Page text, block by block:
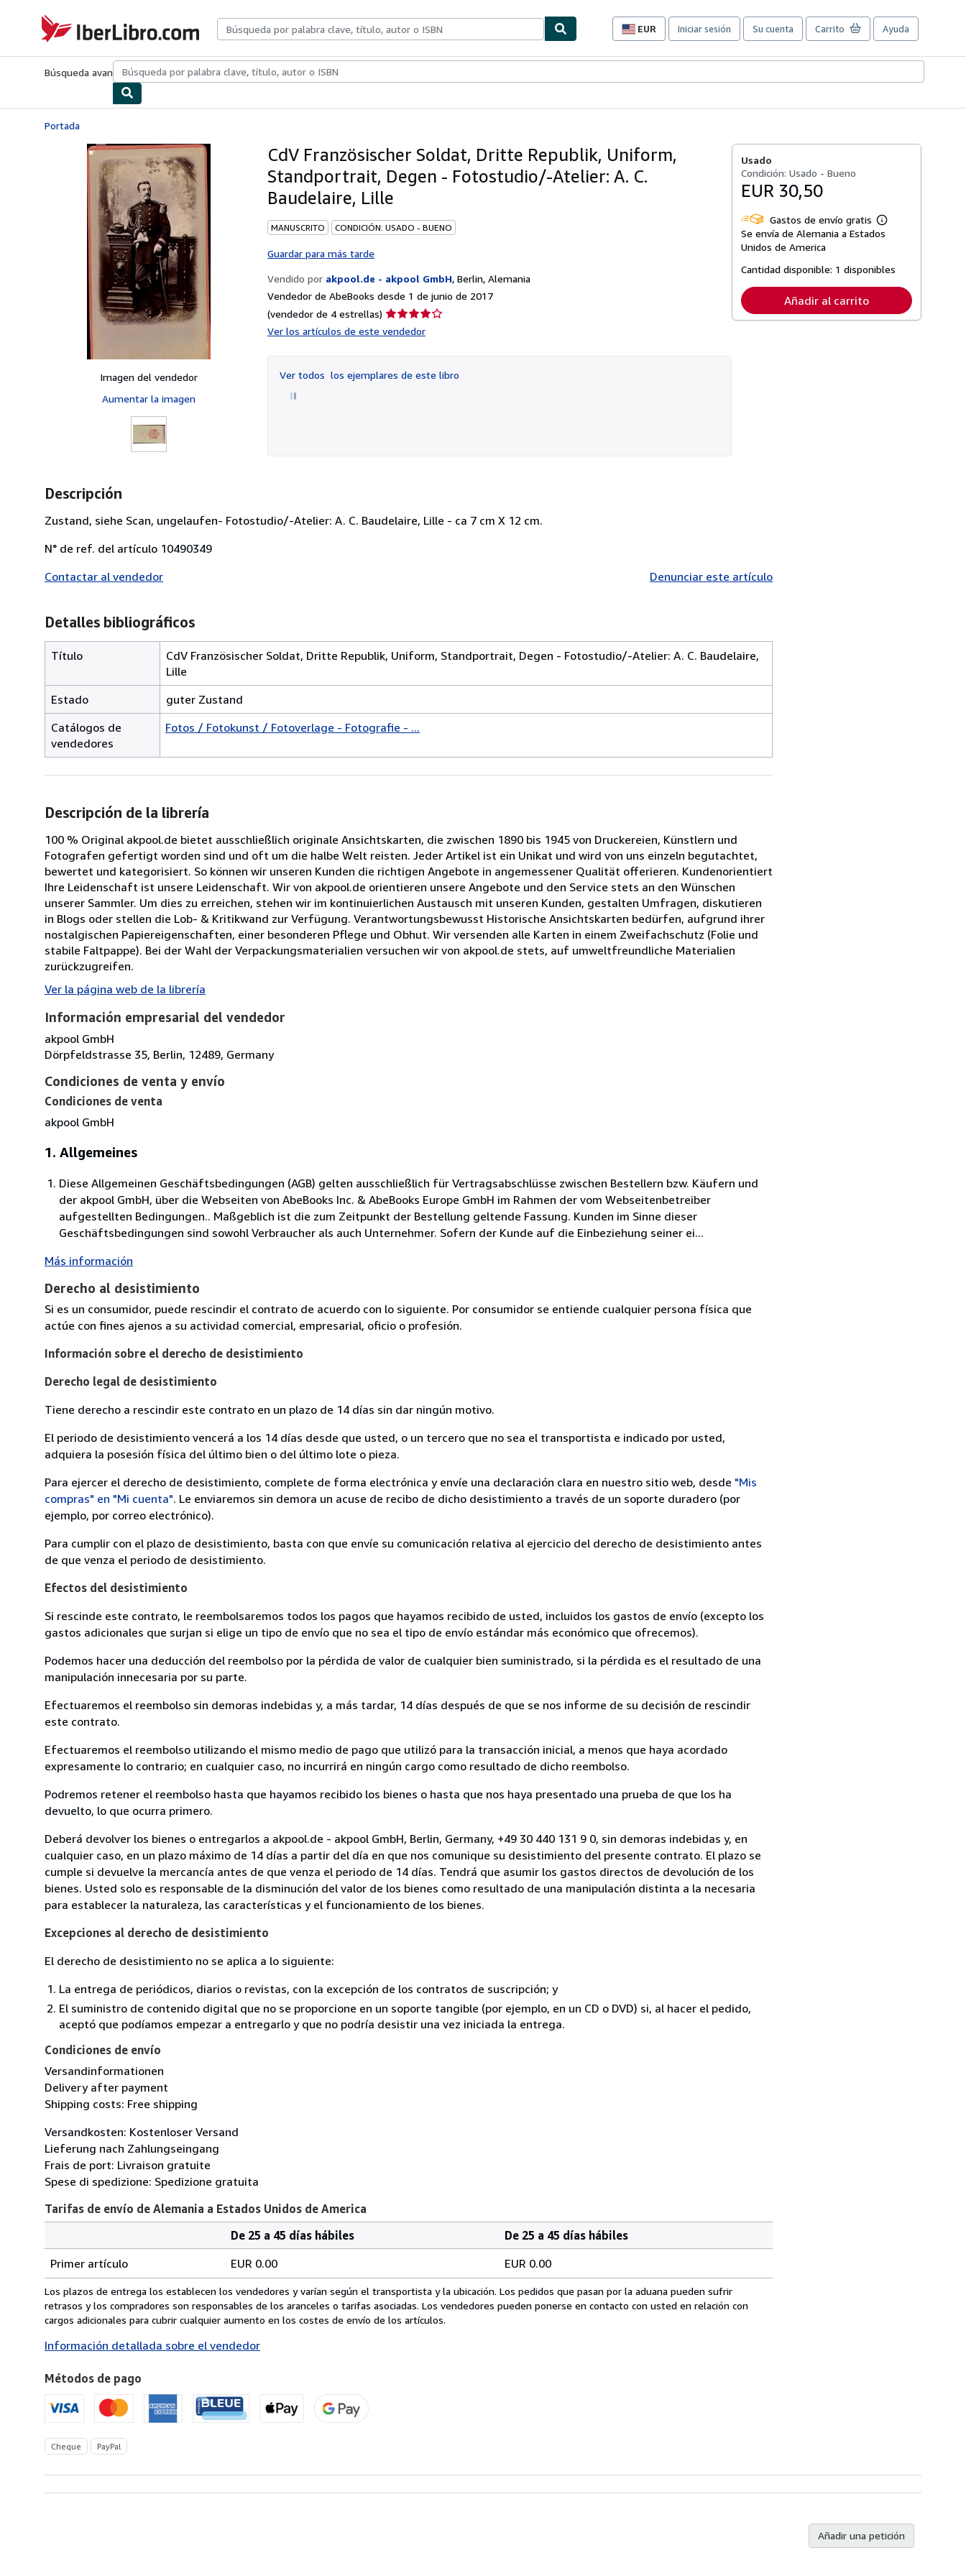
IberLibro.com
EUR
Preferencias
compra
sitio.
Iniciar sesión Su cuenta Carrito Ayuda
Búsqueda avanzadaColecciones Libros antiguosArte y coleccionismo
Portada
Imagen del vendedor
Aumentar la imagen
CdV Französischer Soldat, Dritte Republik, Uniform,
Standportrait, Degen - Fotostudio/-Atelier: A. C.
Baudelaire, Lille
MANUSCRITO CONDICIÓN: USADO - BUENO
Guardar para más tarde
Vendido por akpool.de - akpool GmbH, Berlin, Alemania
Vendedor de AbeBooks desde 1 de junio de 2017
(vendedor de 4 estrellas) Calificación
Ver los artículos de este vendedor
Ver todos los ejemplares de este libro
Usado
Condición: Usado - Bueno
EUR 30,50
Gastos de envío gratis
Más
información
tarifas
envío
Se envía de Alemania a Estados
Unidos de America
Cantidad disponible: 1 disponibles
Añadir al carrito
Descripción
Zustand, siehe Scan, ungelaufen- Fotostudio/-Atelier: A. C. Baudelaire, Lille - ca 7 cm X 12 cm.
N° de ref. del artículo 10490349
Contactar al vendedor
Denunciar este artículo
Detalles bibliográficos
Título
CdV Französischer Soldat, Dritte Republik, Uniform, Standportrait, Degen - Fotostudio/-Atelier: A. C. Baudelaire,
Lille
Estado
guter Zustand
Catálogos de
vendedores
Fotos / Fotokunst / Fotoverlage - Fotografie - ...
Descripción de la librería
100 % Original akpool.de bietet ausschließlich originale Ansichtskarten, die zwischen 1890 bis 1945 von Druckereien, Künstlern und
Fotografen gefertigt worden sind und oft um die halbe Welt reisten. Jeder Artikel ist ein Unikat und wird von uns einzeln begutachtet,
bewertet und kategorisiert. So können wir unseren Kunden die richtigen Angebote in angemessener Qualität offerieren. Kundenorientiert
Ihre Leidenschaft ist unsere Leidenschaft. Wir von akpool.de orientieren unsere Angebote und den Service stets an den Wünschen
unserer Sammler. Um dies zu erreichen, stehen wir im kontinuierlichen Austausch mit unseren Kunden, gestalten Umfragen, diskutieren
in Blogs oder stellen die Lob- & Kritikwand zur Verfügung. Verantwortungsbewusst Historische Ansichtskarten bedürfen, aufgrund ihrer
nostalgischen Papiereigenschaften, einer besonderen Pflege und Obhut. Wir versenden alle Karten in einem Zweifachschutz (Folie und
stabile Faltpappe). Bei der Wahl der Verpackungsmaterialien versuchen wir von akpool.de stets, auf umweltfreundliche Materialien
zurückzugreifen.
Ver la página web de la librería
Información empresarial del vendedor
akpool GmbH
Dörpfeldstrasse 35, Berlin, 12489, Germany
Condiciones de venta y envío
Condiciones de venta
akpool GmbH
1. Allgemeines
Diese Allgemeinen Geschäftsbedingungen (AGB) gelten ausschließlich für Vertragsabschlüsse zwischen Bestellern bzw. Käufern und
der akpool GmbH, über die Webseiten von AbeBooks Inc. & AbeBooks Europe GmbH im Rahmen der vom Webseitenbetreiber
aufgestellten Bedingungen.. Maßgeblich ist die zum Zeitpunkt der Bestellung geltende Fassung. Kunden im Sinne dieser
Geschäftsbedingungen sind sowohl Verbraucher als auch Unternehmer. Sofern der Kunde auf die Einbeziehung seiner ei...
Más información
Derecho al desistimiento
Si es un consumidor, puede rescindir el contrato de acuerdo con lo siguiente. Por consumidor se entiende cualquier persona física que
actúe con fines ajenos a su actividad comercial, empresarial, oficio o profesión.
Información sobre el derecho de desistimiento
Derecho legal de desistimiento
Tiene derecho a rescindir este contrato en un plazo de 14 días sin dar ningún motivo.
El periodo de desistimiento vencerá a los 14 días desde que usted, o un tercero que no sea el transportista e indicado por usted,
adquiera la posesión física del último bien o del último lote o pieza.
Para ejercer el derecho de desistimiento, complete de forma electrónica y envíe una declaración clara en nuestro sitio web, desde "Mis
compras" en "Mi cuenta". Le enviaremos sin demora un acuse de recibo de dicho desistimiento a través de un soporte duradero (por
ejemplo, por correo electrónico).
Para cumplir con el plazo de desistimiento, basta con que envíe su comunicación relativa al ejercicio del derecho de desistimiento antes
de que venza el periodo de desistimiento.
Efectos del desistimiento
Si rescinde este contrato, le reembolsaremos todos los pagos que hayamos recibido de usted, incluidos los gastos de envío (excepto los
gastos adicionales que surjan si elige un tipo de envío que no sea el tipo de envío estándar más económico que ofrecemos).
Podemos hacer una deducción del reembolso por la pérdida de valor de cualquier bien suministrado, si la pérdida es el resultado de una
manipulación innecesaria por su parte.
Efectuaremos el reembolso sin demoras indebidas y, a más tardar, 14 días después de que se nos informe de su decisión de rescindir
este contrato.
Efectuaremos el reembolso utilizando el mismo medio de pago que utilizó para la transacción inicial, a menos que haya acordado
expresamente lo contrario; en cualquier caso, no incurrirá en ningún cargo como resultado de dicho reembolso.
Podremos retener el reembolso hasta que hayamos recibido los bienes o hasta que nos haya presentado una prueba de que los ha
devuelto, lo que ocurra primero.
Deberá devolver los bienes o entregarlos a akpool.de - akpool GmbH, Berlin, Germany, +49 30 440 131 9 0, sin demoras indebidas y, en
cualquier caso, en un plazo máximo de 14 días a partir del día en que nos comunique su desistimiento del presente contrato. El plazo se
cumple si devuelve la mercancía antes de que venza el periodo de 14 días. Tendrá que asumir los gastos directos de devolución de los
bienes. Usted solo es responsable de la disminución del valor de los bienes como resultado de una manipulación distinta a la necesaria
para establecer la naturaleza, las características y el funcionamiento de los bienes.
Excepciones al derecho de desistimiento
El derecho de desistimiento no se aplica a lo siguiente:
La entrega de periódicos, diarios o revistas, con la excepción de los contratos de suscripción; y
El suministro de contenido digital que no se proporcione en un soporte tangible (por ejemplo, en un CD o DVD) si, al hacer el pedido,
aceptó que podíamos empezar a entregarlo y que no podría desistir una vez iniciada la entrega.
Condiciones de envío
Versandinformationen
Delivery after payment
Shipping costs: Free shipping
Versandkosten: Kostenloser Versand
Lieferung nach Zahlungseingang
Frais de port: Livraison gratuite
Spese di spedizione: Spedizione gratuita
Tarifas de envío de Alemania a Estados Unidos de America
Tarifas
de
envío
de
Alemania
Estados
de
America
del
pedido
De 25 a 45 días hábiles
De 25 a 45 días hábiles
Primer artículo
EUR 0.00 EUR 0.00
Los plazos de entrega los establecen los vendedores y varían según el transportista y la ubicación. Los pedidos que pasan por la aduana pueden sufrir
retrasos y los compradores son responsables de los aranceles o tarifas asociadas. Los vendedores pueden ponerse en contacto con usted en relación con
cargos adicionales para cubrir cualquier aumento en los costes de envío de los artículos.
Información detallada sobre el vendedor
Métodos de pago
Cheque PayPal
Añadir una petición